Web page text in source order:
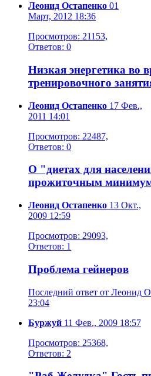
Леонид Остапенко 01
Март, 2012 18:36
Просмотров: 21153,
Ответов: 0
Низкая энергетика во
тренировочного
Леонид Остапенко 17 Фев.,
2011 14:01
Просмотров: 22487,
Ответов: 0
О "диетах для
прожиточным
Леонид Остапенко 13 Окт.,
2009 12:59
Просмотров: 29093,
Ответов: 1
Проблема гейнеров
Последний ответ от Леонид
23:04
Буржуй 11 Фев., 2009 18:57
Просмотров: 25368,
Ответов: 2